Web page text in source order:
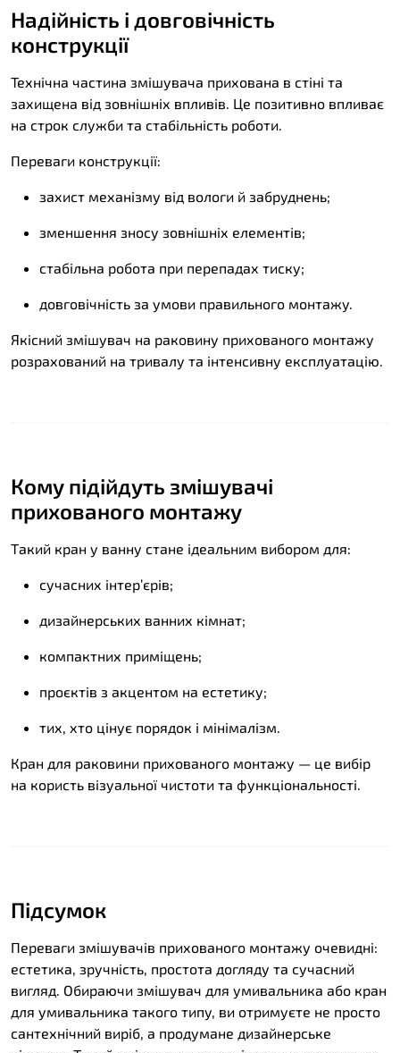
Надійність і довговічність
конструкції
Технічна частина змішувача прихована в стіні та
захищена від зовнішніх впливів. Це позитивно впливає
на строк служби та стабільність роботи.
Переваги конструкції:
захист механізму від вологи й забруднень;
зменшення зносу зовнішніх елементів;
стабільна робота при перепадах тиску;
довговічність за умови правильного монтажу.
Якісний змішувач на раковину прихованого монтажу
розрахований на тривалу та інтенсивну експлуатацію.
Кому підійдуть змішувачі
прихованого монтажу
Такий кран у ванну стане ідеальним вибором для:
сучасних інтер’єрів;
дизайнерських ванних кімнат;
компактних приміщень;
проєктів з акцентом на естетику;
тих, хто цінує порядок і мінімалізм.
Кран для раковини прихованого монтажу — це вибір
на користь візуальної чистоти та функціональності.
Підсумок
Переваги змішувачів прихованого монтажу очевидні:
естетика, зручність, простота догляду та сучасний
вигляд. Обираючи змішувач для умивальника або кран
для умивальника такого типу, ви отримуєте не просто
сантехнічний виріб, а продумане дизайнерське